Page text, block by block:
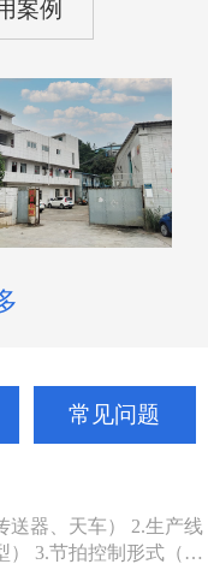
案例
常见问题
送器、天车） 2.生产线
） 3.节拍控制形式（机